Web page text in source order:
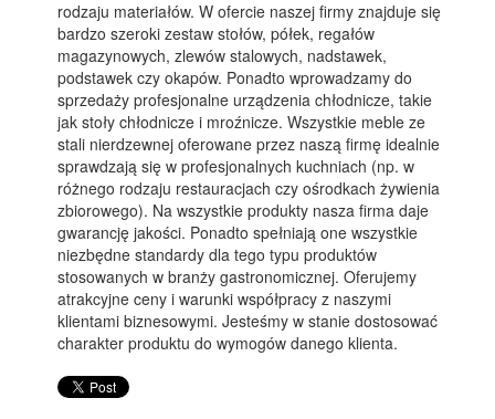
rodzaju materiałów. W ofercie naszej firmy znajduje się
bardzo szeroki zestaw stołów, półek, regałów
magazynowych, zlewów stalowych, nadstawek,
podstawek czy okapów. Ponadto wprowadzamy do
sprzedaży profesjonalne urządzenia chłodnicze, takie
jak stoły chłodnicze i mroźnicze. Wszystkie meble ze
stali nierdzewnej oferowane przez naszą firmę idealnie
sprawdzają się w profesjonalnych kuchniach (np. w
różnego rodzaju restauracjach czy ośrodkach żywienia
zbiorowego). Na wszystkie produkty nasza firma daje
gwarancję jakości. Ponadto spełniają one wszystkie
niezbędne standardy dla tego typu produktów
stosowanych w branży gastronomicznej. Oferujemy
atrakcyjne ceny i warunki współpracy z naszymi
klientami biznesowymi. Jesteśmy w stanie dostosować
charakter produktu do wymogów danego klienta.